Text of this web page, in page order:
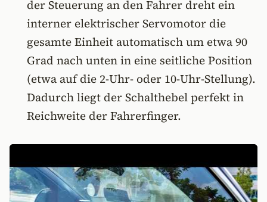
der Steuerung an den Fahrer dreht ein
interner elektrischer Servomotor die
gesamte Einheit automatisch um etwa 90
Grad nach unten in eine seitliche Position
(etwa auf die 2-Uhr- oder 10-Uhr-Stellung).
Dadurch liegt der Schalthebel perfekt in
Reichweite der Fahrerfinger.